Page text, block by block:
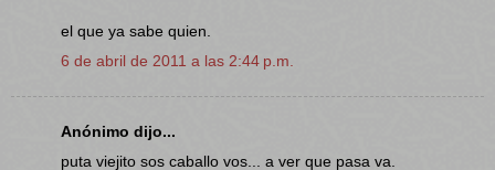
el que ya sabe quien.
6 de abril de 2011 a las 2:44 p.m.
Anónimo dijo...
puta viejito sos caballo vos... a ver que pasa va.